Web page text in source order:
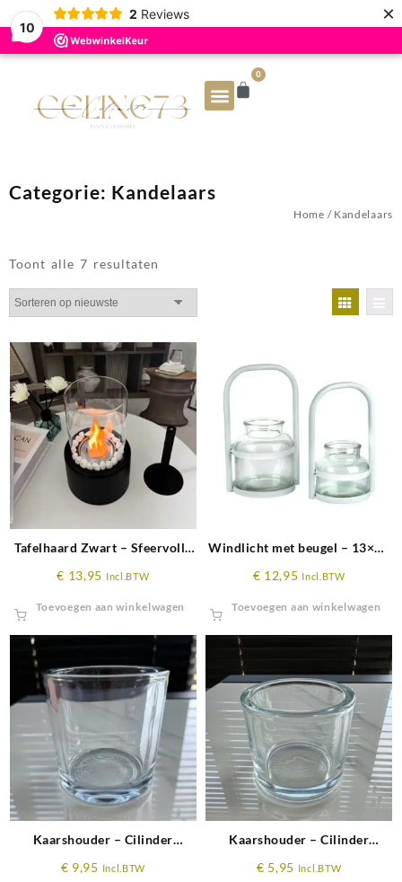
10
2 Reviews ×
0
Categorie: Kandelaars
Home / Kandelaars
Toont alle 7 resultaten
Tafelhaard Zwart – Sfeervolle
21 cm
€ 13,95 Incl.BTW
Toevoegen aan winkelwagen
Windlicht met beugel – 13×25
€ 12,95 Incl.BTW
Toevoegen aan winkelwagen
Kaarshouder – Cilinder
€ 9,95 Incl.BTW
Kaarshouder – Cilinder
€ 5,95 Incl.BTW